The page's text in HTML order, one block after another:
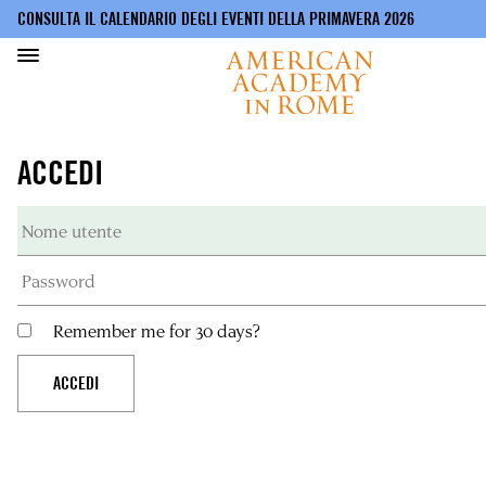
contenuto
principale
CONSULTA IL CALENDARIO DEGLI EVENTI DELLA PRIMAVERA 2026
ACCEDI
Remember me for 30 days?